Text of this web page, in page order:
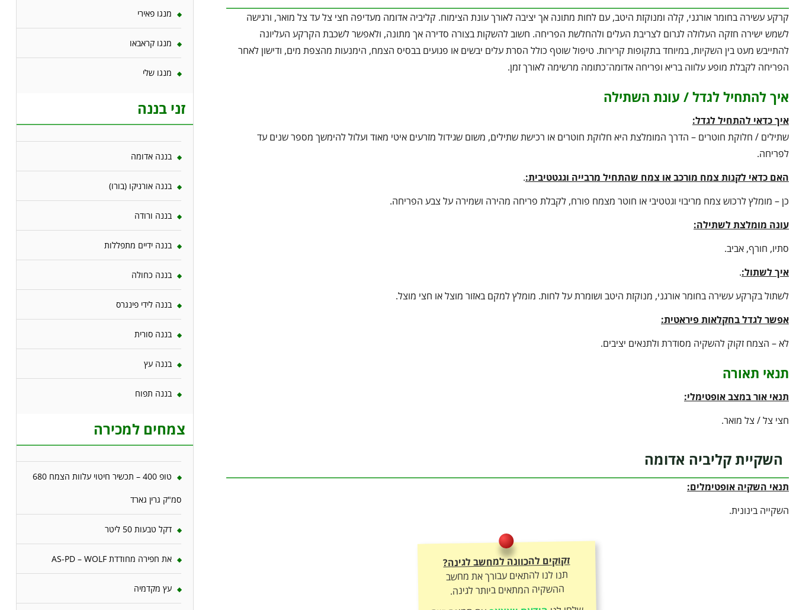
קרקע עשירה בחומר אורגני, קלה ומנוקזת היטב, עם לחות מתונה אך יציבה לאורך עונת הצימוח. קליביה אדומה מעדיפה חצי צל עד צל מואר, ורגישה
לשמש ישירה חזקה העלולה לגרום לצריבת העלים ולהחלשת הפריחה. חשוב להשקות בצורה סדירה אך מתונה, ולאפשר לשכבת הקרקע העליונה
להתייבש מעט בין השקיות, במיוחד בתקופות קרירות. טיפול שוטף כולל הסרת עלים יבשים או פגועים בבסיס הצמח, הימנעות מהצפת מים, ודישון לאחר
הפריחה לקבלת מופע עלווה בריא ופריחה אדומה־כתומה מרשימה לאורך זמן.
איך להתחיל לגדל / עונת השתילה
איך כדאי להתחיל לגדל:
שתילים / חלוקת חוטרים – הדרך המומלצת היא חלוקת חוטרים או רכישת שתילים, משום שגידול מזרעים איטי מאוד ועלול להימשך מספר שנים עד
לפריחה.
האם כדאי לקנות צמח מורכב או צמח שהתחיל מרבייה וגגטטיבית:.
כן – מומלץ לרכוש צמח מריבוי וגטטיבי או חוטר מצמח פורח, לקבלת פריחה מהירה ושמירה על צבע הפריחה.
עונה מומלצת לשתילה:
סתיו, חורף, אביב.
איך לשתול:.
לשתול בקרקע עשירה בחומר אורגני, מנוקזת היטב ושומרת על לחות. מומלץ למקם באזור מוצל או חצי מוצל.
אפשר לגדל בחקלאות פיראטית:
לא – הצמח זקוק להשקיה מסודרת ולתנאים יציבים.
תנאי תאורה
תנאי אור במצב אופטימלי:
חצי צל / צל מואר.
השקיית קליביה אדומה
תנאי השקיה אופטימלים:
השקייה בינונית.
זקוקים להכוונה למחשב לגינה?
תנו לנו להתאים עבורך את מחשב
ההשקיה המתאים ביותר לגינה.
מנגו פאירי
מנגו קראבאו
מנגו שלי
זני בננה
בננה אדומה
בננה אורניקו (בורו)
בננה ורודה
בננה ידיים מתפללות
בננה כחולה
בננה לידי פינגרס
בננה סורית
בננה עץ
בננה תפוח
צמחים למכירה
טופ 400 – תכשיר חיטוי עלוות הצמח 680
סמ"ק גרין גארד
דקל טבעות 50 ליטר
את חפירה מחודדת AS-PD – WOLF
עץ מקדמיה